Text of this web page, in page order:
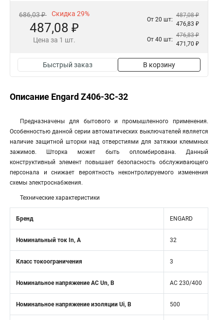
686,03 ₽ Скидка 29%
487,08 ₽
Цена за 1 шт.
От 20 шт:
487,08 ₽
476,83 ₽
От 40 шт:
476,83 ₽
471,70 ₽
Быстрый заказ В корзину
Описание Engard Z406-3C-32
Предназначены для бытового и промышленного применения.
Особенностью данной серии автоматических выключателей является
наличие защитной шторки над отверстиями для затяжки клеммных
зажимов. Шторка может быть опломбирована. Данный
конструктивный элемент повышает безопасность обслуживающего
персонала и снижает вероятность неконтролируемого изменения
схемы электроснабжения.
Технические характеристики
Бренд ENGARD
Номинальный ток In, А 32
Класс токоограничения 3
Номинальное напряжение АС Un, В AC 230/400
Номинальное напряжение изоляции Ui, В 500